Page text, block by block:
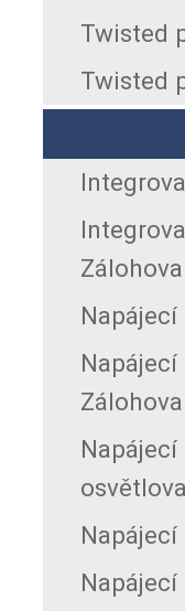
Twisted
Twisted
Napájecí
Napájecí
Napájecí